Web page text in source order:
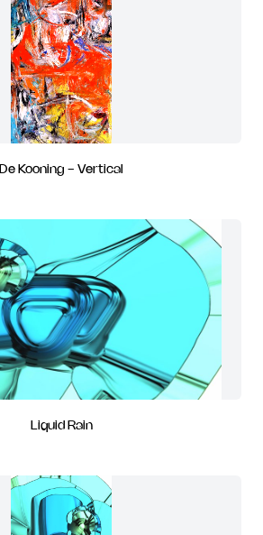
De Kooning - Vertical
Liquid Rain